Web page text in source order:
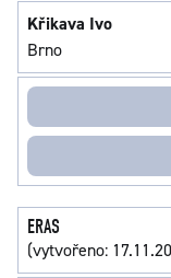
Křikava Ivo
Brno
ERAS
(vytvořeno: